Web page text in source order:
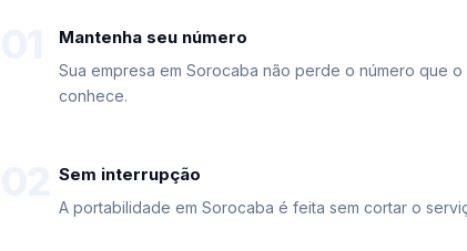
Mantenha seu número
Sua empresa em Sorocaba não perde o número que o
conhece.
Sem interrupção
A portabilidade em Sorocaba é feita sem cortar o